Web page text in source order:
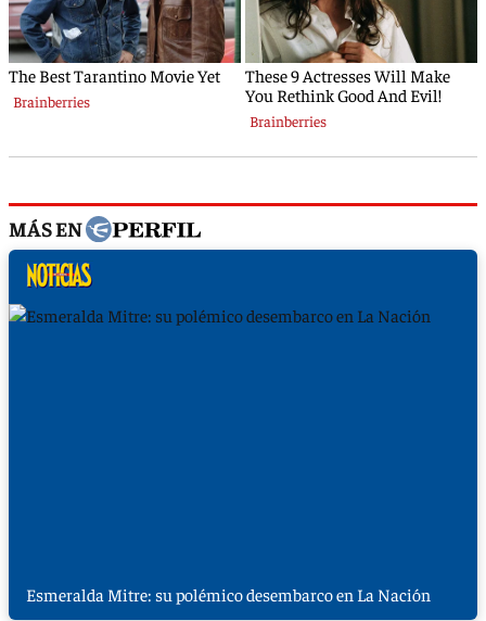
MÁS EN
Esmeralda Mitre: su polémico desembarco en La Nación